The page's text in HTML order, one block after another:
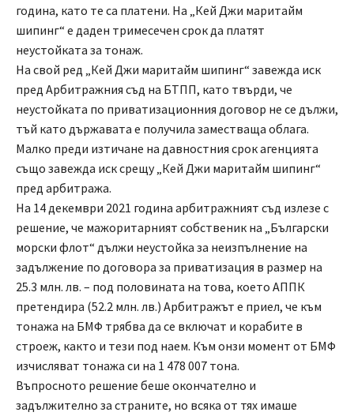
година, като те са платени. На „Кей Джи маритайм
шипинг“ е даден тримесечен срок да платят
неустойката за тонаж.
На свой ред „Кей Джи маритайм шипинг“ завежда иск
пред Арбитражния съд на БТПП, като твърди, че
неустойката по приватизационния договор не се дължи,
тъй като държавата е получила заместваща облага.
Малко преди изтичане на давностния срок агенцията
също завежда иск срещу „Кей Джи маритайм шипинг“
пред арбитража.
На 14 декември 2021 година арбитражният съд излезе с
решение, че мажоритарният собственик на „Български
морски флот“ дължи неустойка за неизпълнение на
задължение по договора за приватизация в размер на
25.3 млн. лв. – под половината на това, което АППК
претендира (52.2 млн. лв.) Арбитражът е приел, че към
тонажа на БМФ трябва да се включат и корабите в
строеж, както и тези под наем. Към онзи момент от БМФ
изчисляват тонажа си на 1 478 007 тона.
Въпросното решение беше окончателно и
задължително за страните, но всяка от тях имаше